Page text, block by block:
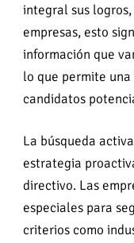
integral sus
empresas, esto
información que
lo que permite
candidatos
La búsqueda
estrategia
directivo. Las
especiales para
criterios como